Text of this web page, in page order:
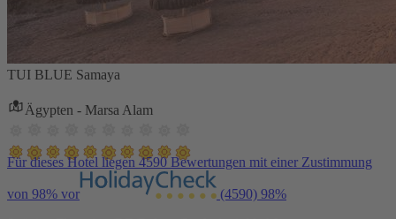
TUI BLUE Samaya
Ägypten - Marsa Alam
Für dieses Hotel liegen 4590 Bewertungen mit einer Zustimmung
von 98% vor (4590) 98%